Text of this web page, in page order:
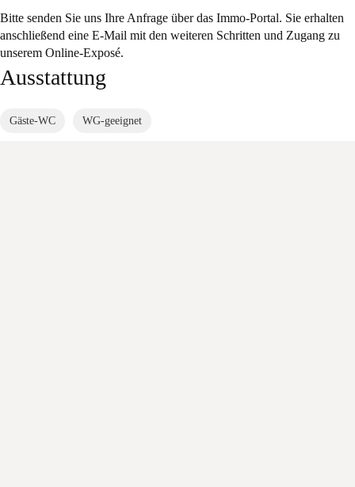
Bitte senden Sie uns Ihre Anfrage über das Immo-Portal. Sie erhalten
anschließend eine E-Mail mit den weiteren Schritten und Zugang zu
unserem Online-Exposé.
Ausstattung
Gäste-WC WG-geeignet